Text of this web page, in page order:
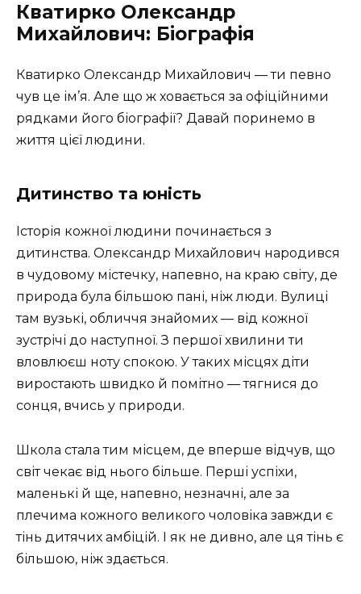
Кватирко Олександр
Михайлович: Біографія
Кватирко Олександр Михайлович — ти певно
чув це ім’я. Але що ж ховається за офіційними
рядками його біографії? Давай поринемо в
життя цієї людини.
Дитинство та юність
Історія кожної людини починається з
дитинства. Олександр Михайлович народився
в чудовому містечку, напевно, на краю світу, де
природа була більшою пані, ніж люди. Вулиці
там вузькі, обличчя знайомих — від кожної
зустрічі до наступної. З першої хвилини ти
вловлюєш ноту спокою. У таких місцях діти
виростають швидко й помітно — тягнися до
сонця, вчись у природи.
Школа стала тим місцем, де вперше відчув, що
світ чекає від нього більше. Перші успіхи,
маленькі й ще, напевно, незначні, але за
плечима кожного великого чоловіка завжди є
тінь дитячих амбіцій. І як не дивно, але ця тінь є
більшою, ніж здається.